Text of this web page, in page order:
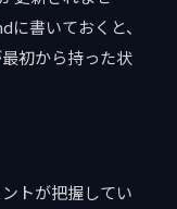
書いておくと、
初から持った状
トが把握してい